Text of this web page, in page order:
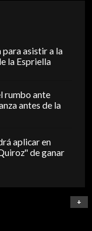
asistir a la
la Espriella
rumbo ante
antes de la
aplicar en
de ganar
+